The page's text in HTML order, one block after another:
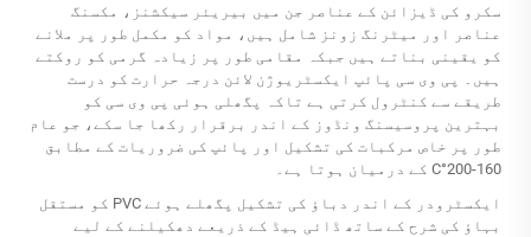
سکرو کی ڈیزائن کے عناصر جن میں بیریئر سیکشنز، مکسنگ
عناصر اور میٹرنگ زونز شامل ہیں، مواد کو مکمل طور پر ملانے
کو یقینی بناتے ہیں جبکہ مقامی طور پر زیادہ گرمی کو روکتے
ہیں۔ پی وی سی پائپ ایکسٹریوژن لائن درجہ حرارت کو درست
طریقے سے کنٹرول کرتی ہے تاکہ پگھلی ہوئی پی وی سی کو
بہترین پروسیسنگ ونڈوز کے اندر برقرار رکھا جا سکے، جو عام
طور پر خاص مرکبات کی تشکیل اور پائپ کی ضروریات کے مطابق
160-200°C کے درمیان ہوتا ہے۔
ایکسٹرودر کے اندر دباؤ کی تشکیل پگھلے ہوئے PVC کو مستقل
بہاؤ کی شرح کے ساتھ ڈائی ہیڈ کے ذریعے دھکیلنے کے لیے